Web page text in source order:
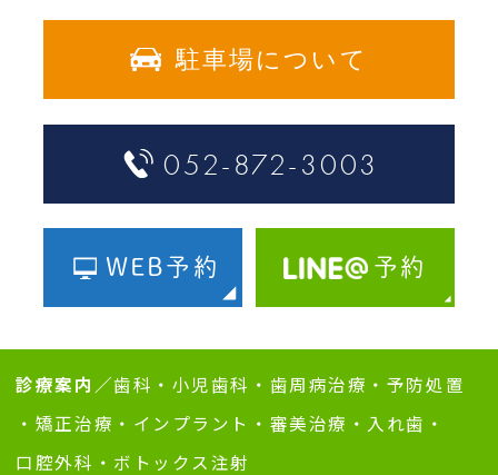
駐車場について
052-872-3003
WEB予約 予約
診療案内／歯科 ・ 小児歯科 ・ 歯周病治療 ・ 予防処置
・ 矯正治療 ・ インプラント ・ 審美治療 ・ 入れ歯 ・
口腔外科 ・ ボトックス注射